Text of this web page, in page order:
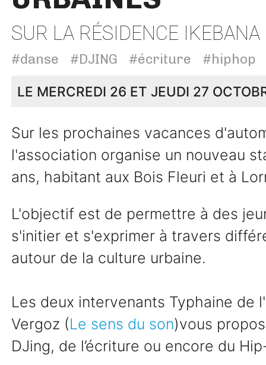
SUR LA RÉSIDENCE
#danse #DJING #écriture
#hiphop
LE MERCREDI 26 ET JEUDI 27
Sur les prochaines vacances
l'association organise un nouveau
ans, habitant aux Bois Fleuri et à
L'objectif est de permettre à des
s'initier et s'exprimer à travers
autour de la culture urbaine.
Les deux intervenants Typhaine de
Vergoz (Le sens du son)vous
DJing, de l’écriture ou encore du